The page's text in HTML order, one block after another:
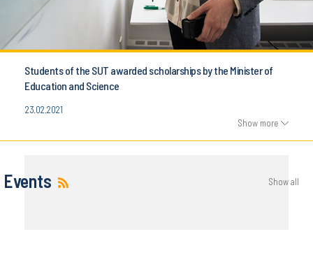
Students of the SUT awarded scholarships by the Minister of
Education and Science
23.02.2021
Show more
Events Show all